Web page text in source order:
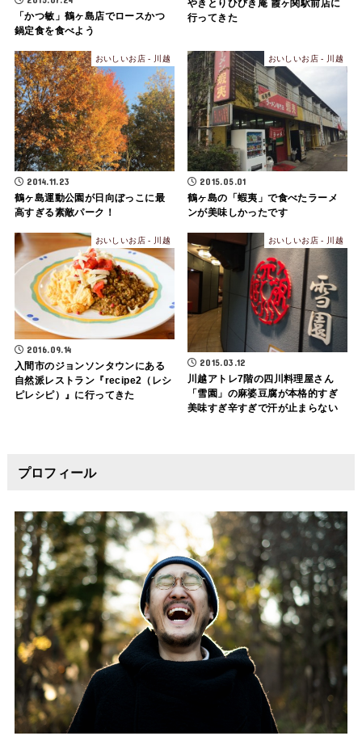
「かつ敏」鶴ヶ島店でロースかつ
鍋定食を食べよう
やきとりひびき庵 霞ヶ関駅前店に
行ってきた
おいしいお店 - 川越
2014.11.23
鶴ヶ島運動公園が日向ぼっこに最
高すぎる素敵パーク！
おいしいお店 - 川越
2015.05.01
鶴ヶ島の「蝦夷」で食べたラーメ
ンが美味しかったです
おいしいお店 - 川越
2016.09.14
入間市のジョンソンタウンにある
自然派レストラン『recipe2（レシ
ピレシピ）』に行ってきた
おいしいお店 - 川越
2015.03.12
川越アトレ7階の四川料理屋さん
「雪園」の麻婆豆腐が本格的すぎ
美味すぎ辛すぎで汗が止まらない
プロフィール